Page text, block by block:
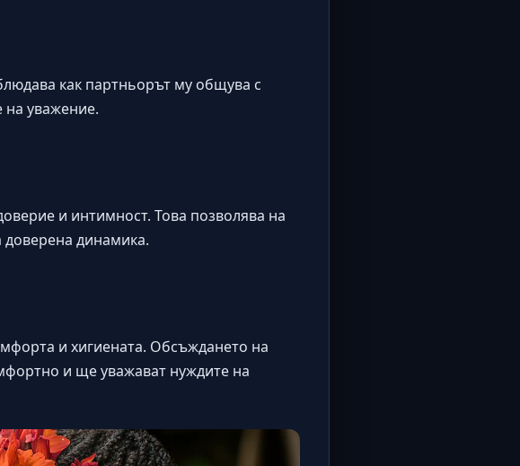
как партньорът му общува с
на уважение.
и интимност. Това позволява на
доверена динамика.
и хигиената. Обсъждането на
и ще уважават нуждите на